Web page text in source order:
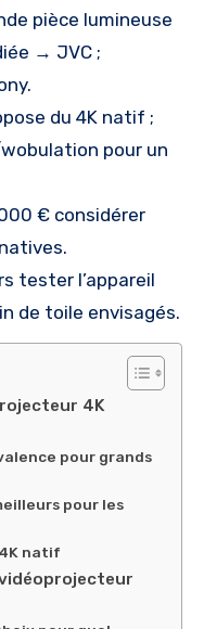
pièce lumineuse
→ JVC ;
du 4K natif ;
wobulation pour un
€ considérer
tester l’appareil
de toile envisagés.
4K
pour grands
pour les
natif